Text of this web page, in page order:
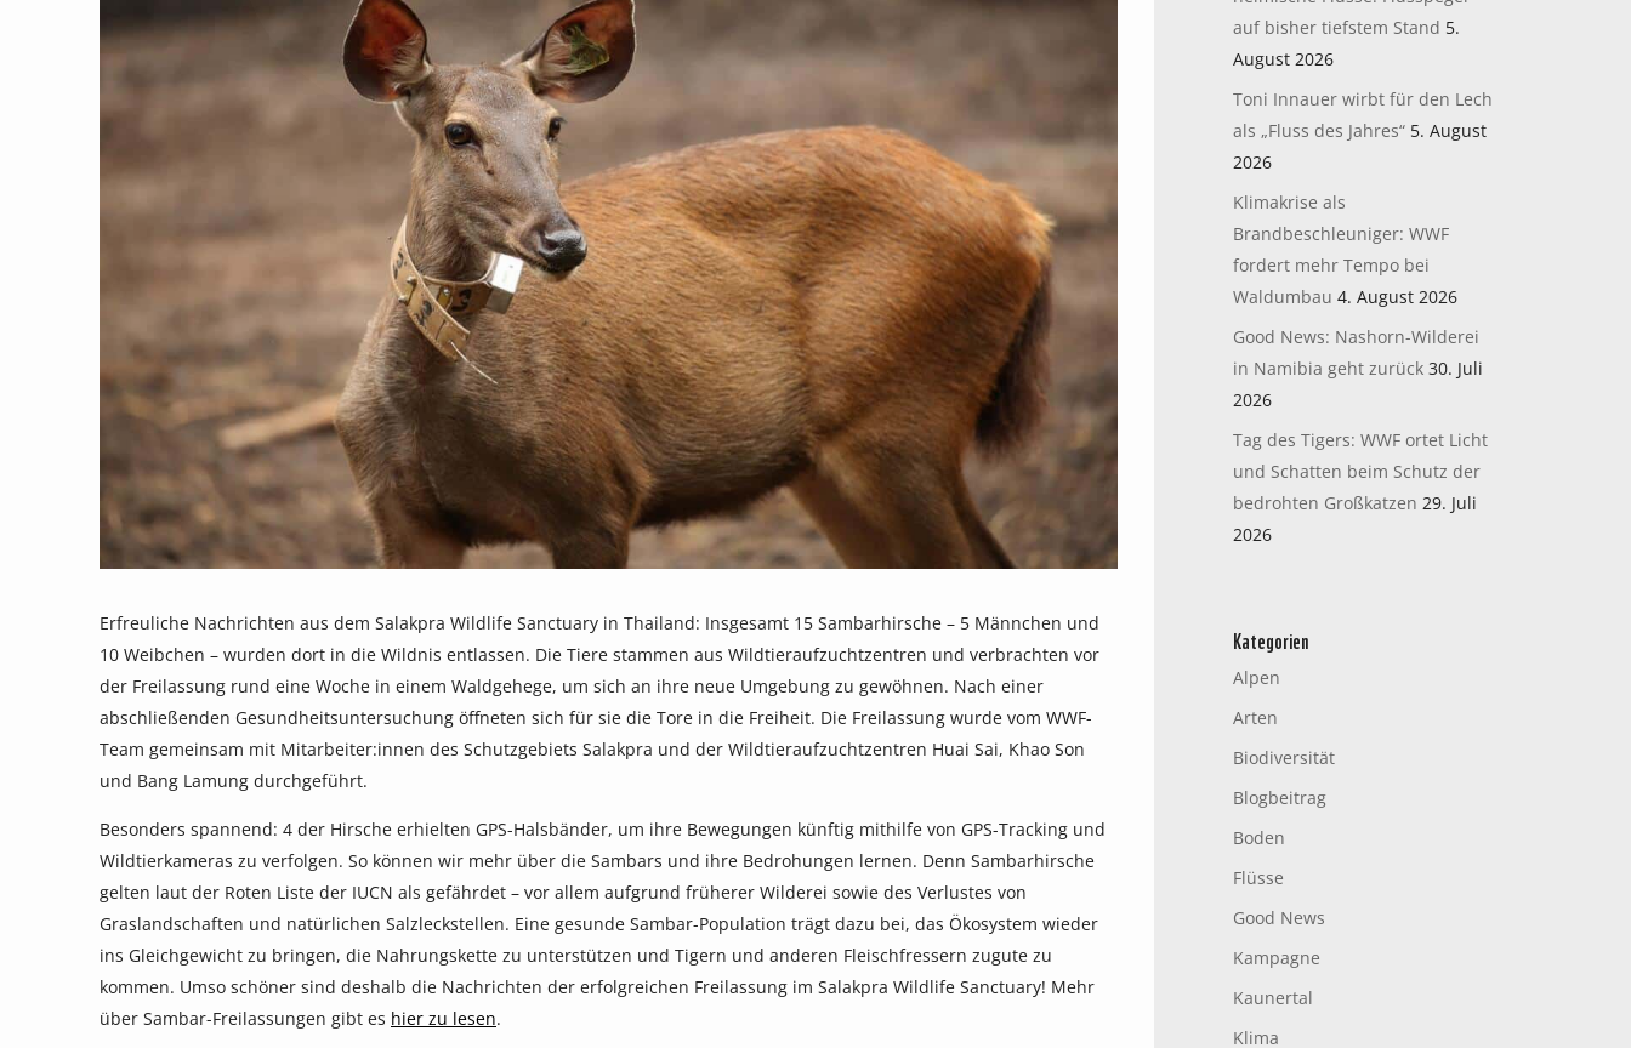
Erfreuliche Nachrichten aus dem Salakpra Wildlife Sanctuary in Thailand: Insgesamt 15 Sambarhirsche – 5 Männchen und
10 Weibchen – wurden dort in die Wildnis entlassen. Die Tiere stammen aus Wildtieraufzuchtzentren und verbrachten vor
der Freilassung rund eine Woche in einem Waldgehege, um sich an ihre neue Umgebung zu gewöhnen. Nach einer
abschließenden Gesundheitsuntersuchung öffneten sich für sie die Tore in die Freiheit. Die Freilassung wurde vom WWF-
Team gemeinsam mit Mitarbeiter:innen des Schutzgebiets Salakpra und der Wildtieraufzuchtzentren Huai Sai, Khao Son
und Bang Lamung durchgeführt.
Besonders spannend: 4 der Hirsche erhielten GPS-Halsbänder, um ihre Bewegungen künftig mithilfe von GPS-Tracking und
Wildtierkameras zu verfolgen. So können wir mehr über die Sambars und ihre Bedrohungen lernen. Denn Sambarhirsche
gelten laut der Roten Liste der IUCN als gefährdet – vor allem aufgrund früherer Wilderei sowie des Verlustes von
Graslandschaften und natürlichen Salzleckstellen. Eine gesunde Sambar-Population trägt dazu bei, das Ökosystem wieder
ins Gleichgewicht zu bringen, die Nahrungskette zu unterstützen und Tigern und anderen Fleischfressern zugute zu
kommen. Umso schöner sind deshalb die Nachrichten der erfolgreichen Freilassung im Salakpra Wildlife Sanctuary! Mehr
über Sambar-Freilassungen gibt es hier zu lesen.
auf bisher tiefstem Stand 5.
August 2026
Toni Innauer wirbt für den Lech
als „Fluss des Jahres“ 5. August
2026
Klimakrise als
Brandbeschleuniger: WWF
fordert mehr Tempo bei
Waldumbau 4. August 2026
Good News: Nashorn-Wilderei
in Namibia geht zurück 30. Juli
2026
Tag des Tigers: WWF ortet Licht
und Schatten beim Schutz der
bedrohten Großkatzen 29. Juli
2026
Kategorien
Alpen
Arten
Biodiversität
Blogbeitrag
Boden
Flüsse
Good News
Kampagne
Kaunertal
Klima